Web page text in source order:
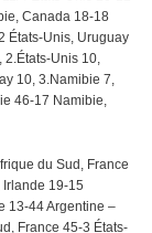
Canada 18-18
États-Unis, Uruguay
Unis 10,
10, 3.Namibie 7,
46-17 Namibie,
du Sud, France
19-15
13-44 Argentine –
France 45-3 États-